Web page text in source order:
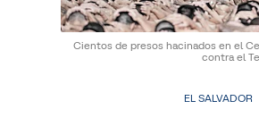
Cientos de presos hacinados en el
contra el
EL SALVADOR